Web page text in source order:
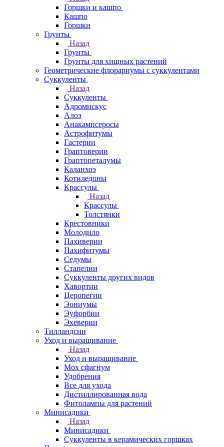
Горшки и кашпо
Кашпо
Горшки
Грунты
Назад
Грунты
Грунты для хищных растений
Геометрические флорариумы с суккулентами
Суккуленты
Назад
Суккуленты
Адромискус
Алоэ
Анакампсеросы
Астрофитумы
Гастерии
Граптоверии
Граптопеталумы
Каланхоэ
Котиледоны
Крассулы
Назад
Крассулы
Толстянки
Крестовники
Молодило
Пахиверии
Пахифитумы
Седумы
Стапелии
Суккуленты других видов
Хавортии
Церопегии
Эониумы
Эуфорбии
Эхеверии
Тилландсии
Уход и выращивание
Назад
Уход и выращивание
Мох сфагнум
Удобрения
Все для ухода
Дистиллированная вода
Фитолампы для растений
Минисадики
Назад
Минисадики
Суккуленты в керамических горшках